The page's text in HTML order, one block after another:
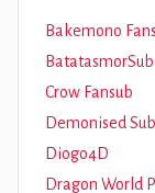
Bakemono
BatatasmorSub
Crow Fansub
Demonised
Diogo4D
Dragon World